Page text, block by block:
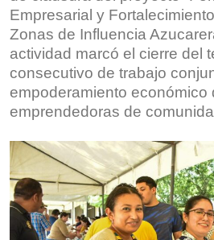
Empresarial y
Zonas de Influencia
actividad marcó el cierre del
consecutivo de trabajo
empoderamiento económico
emprendedoras de